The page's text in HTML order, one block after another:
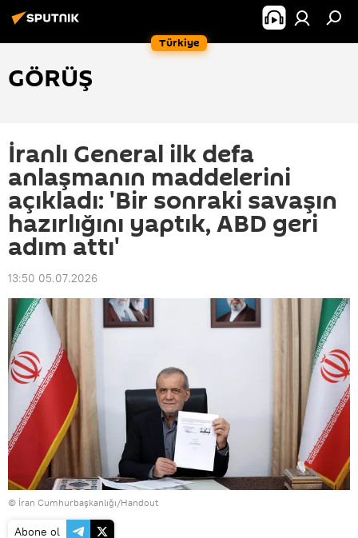
Türkiye
GÖRÜŞ
İranlı General ilk defa
anlaşmanın maddelerini
açıkladı: 'Bir sonraki savaşın
hazırlığını yaptık, ABD geri
adım attı'
13:50 05.07.2026
© İran Cumhurbaşkanlığı/Handout
Abone ol